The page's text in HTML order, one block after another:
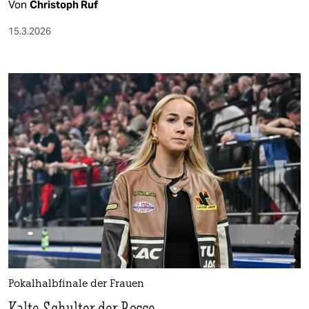
Von Christoph Ruf
15.3.2026
Pokalhalbfinale der Frauen